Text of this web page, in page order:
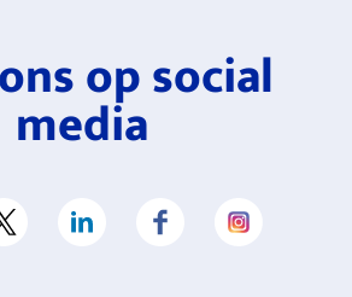
op social
media